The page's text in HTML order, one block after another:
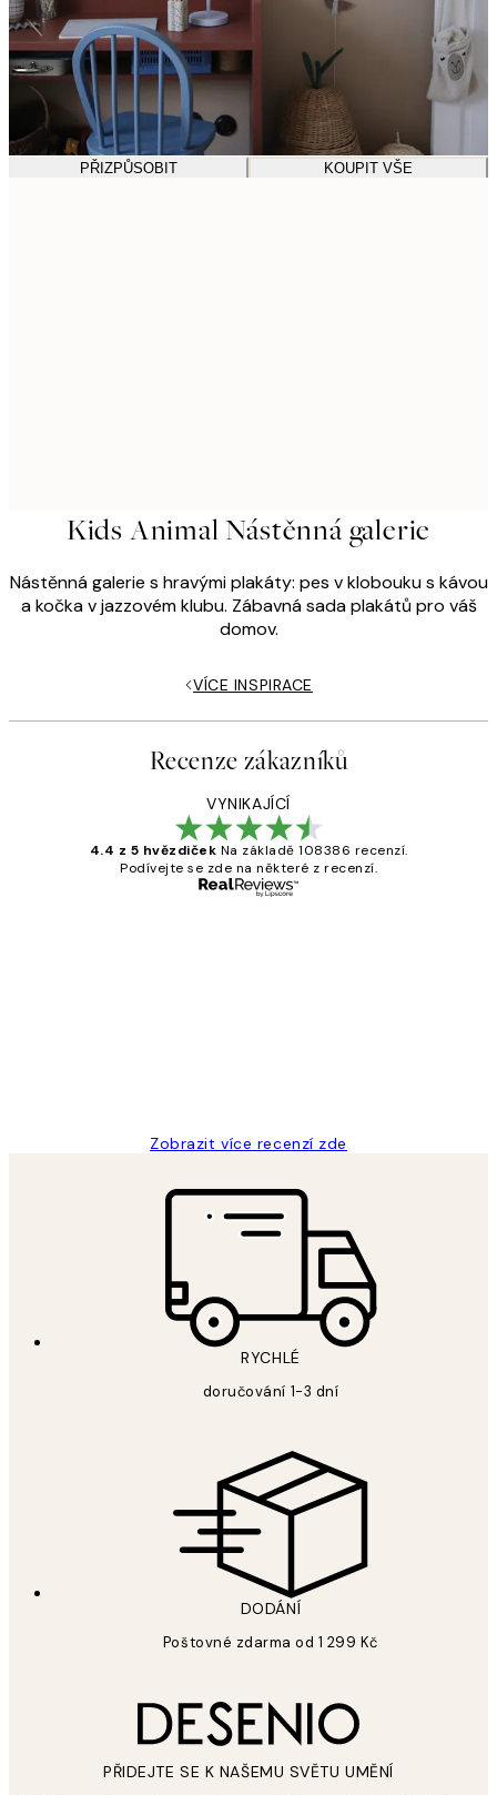
PŘIZPŮSOBIT KOUPIT VŠE
Kids Animal Nástěnná galerie
Nástěnná galerie s hravými plakáty: pes v klobouku s kávou
a kočka v jazzovém klubu. Zábavná sada plakátů pro váš
domov.
VÍCE INSPIRACE
Recenze zákazníků
VYNIKAJÍCÍ
4.4 z 5 hvězdiček Na základě 108386 recenzí.
Podívejte se zde na některé z recenzí.
Zobrazit více recenzí zde
RYCHLÉ
doručování 1-3 dní
DODÁNÍ
Poštovné zdarma od 1 299 Kč
PŘIDEJTE SE K NAŠEMU SVĚTU UMĚNÍ